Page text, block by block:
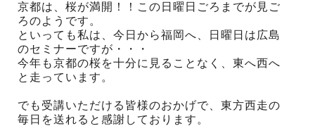
京都は、桜が満開！！この日曜日ごろまでが見ご
ろのようです。
といっても私は、今日から福岡へ、日曜日は広島
のセミナーですが・・・
今年も京都の桜を十分に見ることなく、東へ西へ
と走っています。
でも受講いただける皆様のおかげで、東方西走の
毎日を送れると感謝しております。